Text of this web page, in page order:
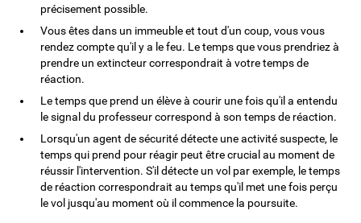
précisement possible.
Vous êtes dans un immeuble et tout d'un coup, vous vous
rendez compte qu'il y a le feu. Le temps que vous prendriez à
prendre un extincteur correspondrait à votre temps de
réaction.
Le temps que prend un élève à courir une fois qu'il a entendu
le signal du professeur correspond à son temps de réaction.
Lorsqu'un agent de sécurité détecte une activité suspecte, le
temps qui prend pour réagir peut être crucial au moment de
réussir l'intervention. S'il détecte un vol par exemple, le temps
de réaction correspondrait au temps qu'il met une fois perçu
le vol jusqu'au moment où il commence la poursuite.